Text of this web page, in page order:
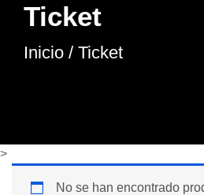
Ticket
Inicio / Ticket
>
No se han encontrado